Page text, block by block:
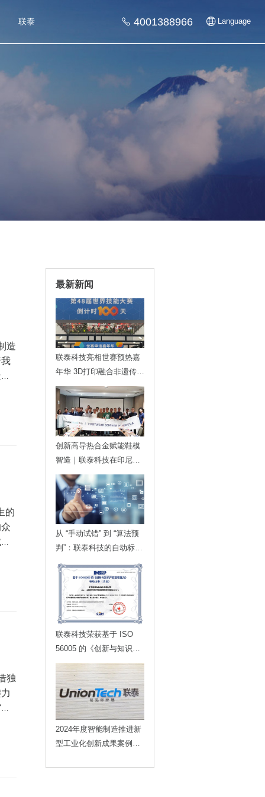
联泰 4001388966 Language
造
的
独
最新新闻
联泰科技亮相世赛预热嘉
年华 3D打印融合非遗传递
技能魅力
创新高导热合金赋能鞋模
智造｜联泰科技在印尼发
布金属3D打印落地方案
从 “手动试错” 到 “算法预
判”：联泰科技的自动标定
技术，如何为智能制造划
定更高的行业标准？
联泰科技荣获基于 ISO
56005 的《创新与知识产
权管理能力》等级证书
2024年度智能制造推进新
型工业化创新成果案例重